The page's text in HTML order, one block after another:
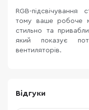
RGB-
тому ваше робоче
стильно та
який показує
вентиляторів.
Відгуки